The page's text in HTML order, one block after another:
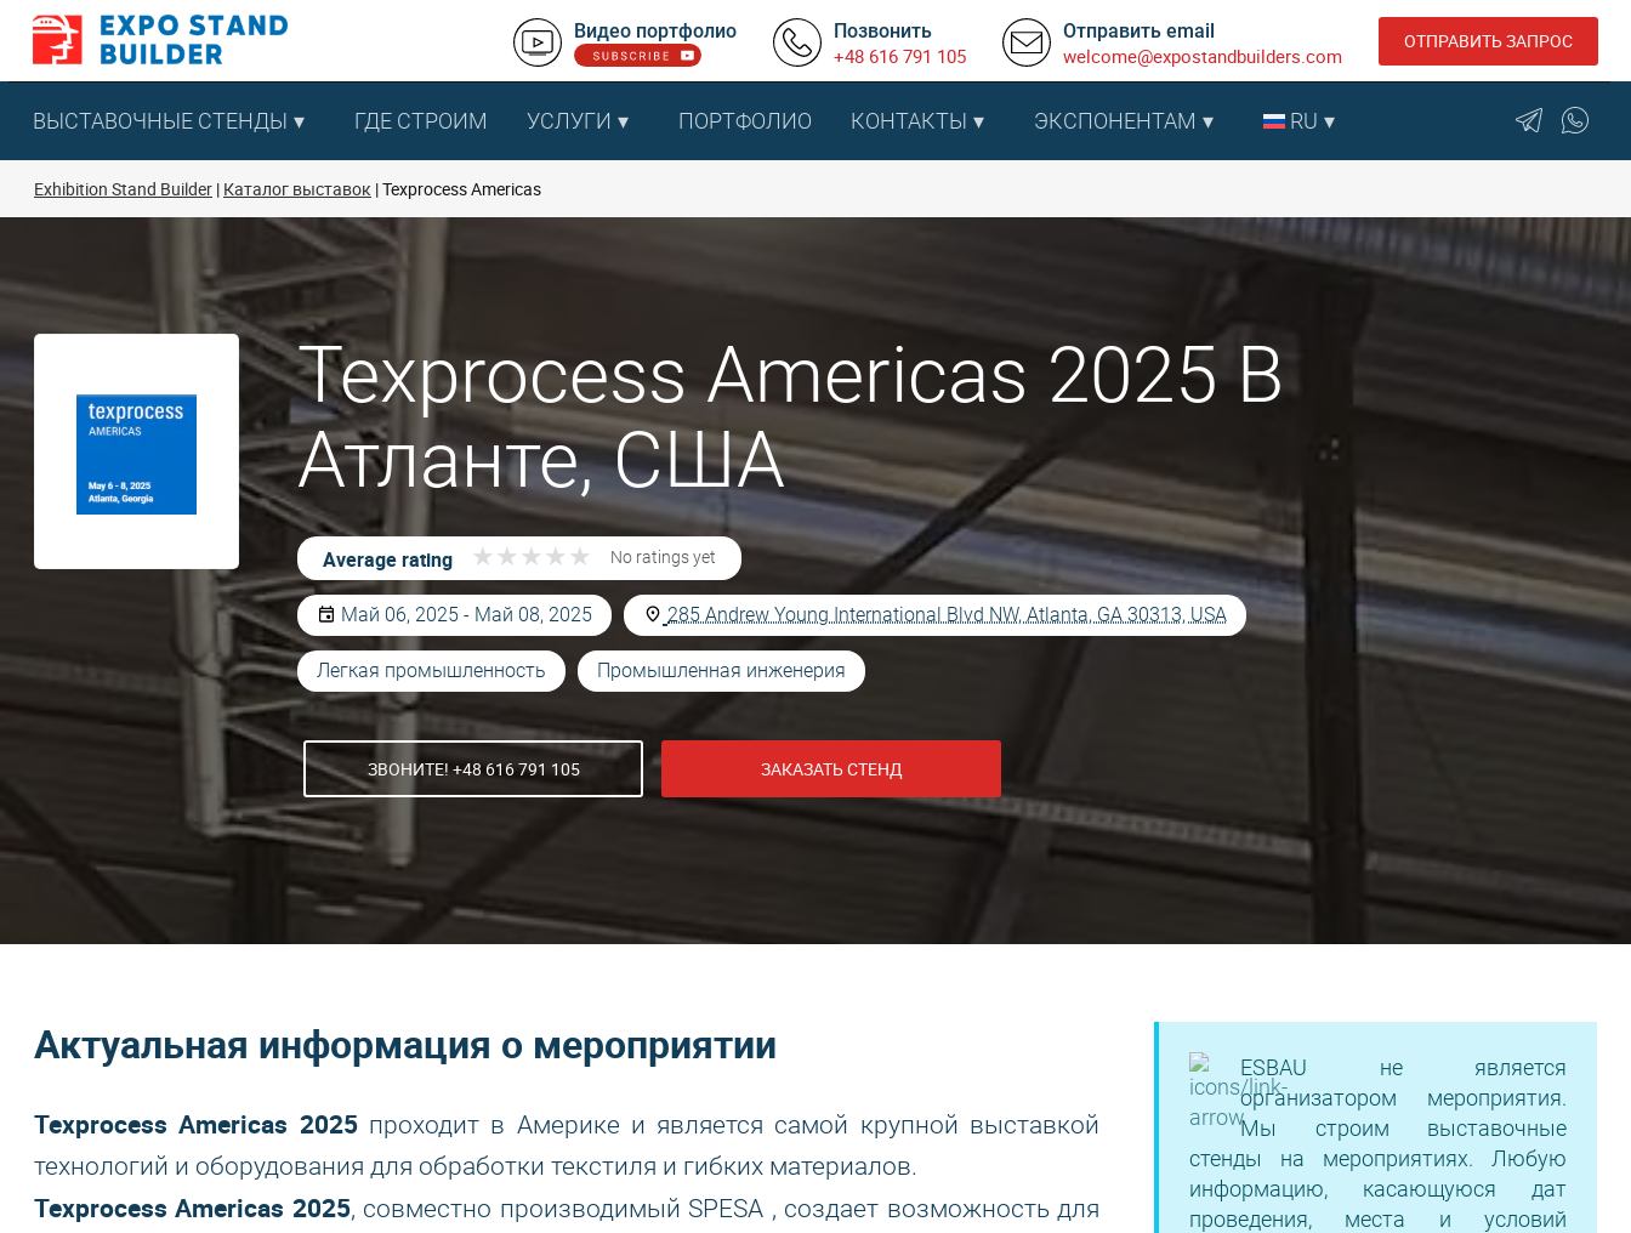
Перейти
содержанию
Видео портфолио Позвонить
+48 616 791 105
Отправить email
welcome@expostandbuilders.com
ОТПРАВИТЬ ЗАПРОС
ВЫСТАВОЧНЫЕ СТЕНДЫ ГДЕ СТРОИМ УСЛУГИ ПОРТФОЛИО КОНТАКТЫ ЭКСПОНЕНТАМ RU
Exhibition Stand Builder Каталог выставок Texprocess Americas
Texprocess Americas 2025 В
Атланте, США
Average rating ★ ★ ★ ★ ★
★ ★ ★ ★ ★ No ratings yet
Май 06, 2025 - Май 08, 2025 285 Andrew Young International Blvd NW, Atlanta, GA 30313, USA
Легкая промышленность Промышленная инженерия
ЗВОНИТЕ! +48 616 791 105 ЗАКАЗАТЬ СТЕНД
Актуальная информация о мероприятии
Texprocess Americas 2025 проходит в Америке и является самой крупной выставкой
технологий и оборудования для обработки текстиля и гибких материалов.
Texprocess Americas 2025, совместно производимый SPESA , создает возможность для
ESBAU не является
организатором мероприятия.
Мы строим выставочные
стенды на мероприятиях. Любую
информацию, касающуюся дат
проведения, места и условий